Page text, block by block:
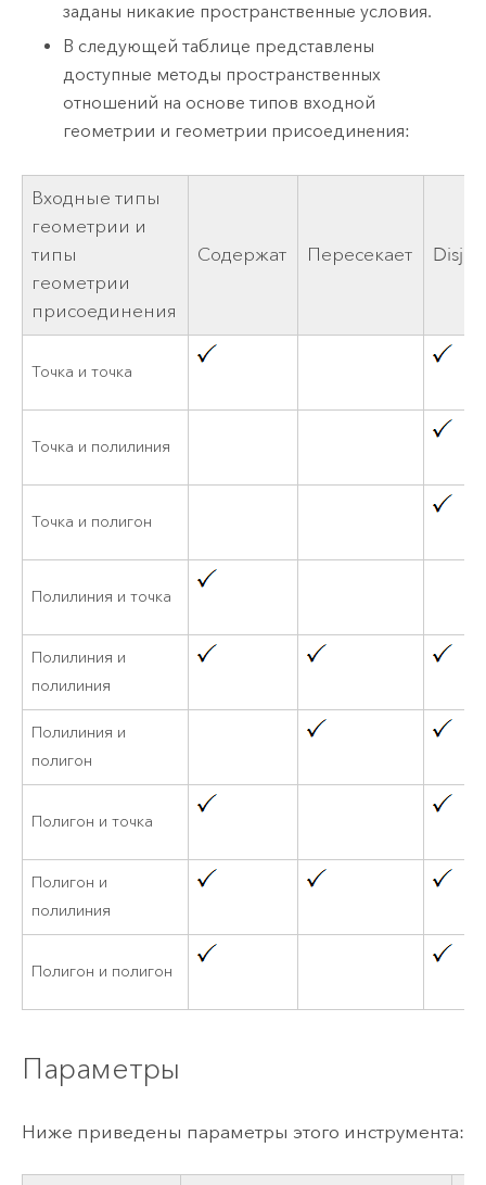
заданы никакие пространственные условия.
В следующей таблице представлены
доступные методы пространственных
отношений на основе типов входной
геометрии и геометрии присоединения:
Входные типы
геометрии и
типы
геометрии
присоединения
Содержат Пересекает
Точка и точка
Точка и полилиния
Точка и полигон
Полилиния и точка
Полилиния и
полилиния
Полилиния и
полигон
Полигон и точка
Полигон и
полилиния
Полигон и полигон
Параметры
Ниже приведены параметры этого инструмента: